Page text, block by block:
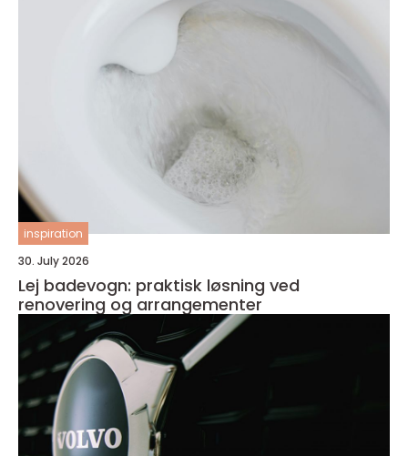
inspiration
30. July 2026
Lej badevogn: praktisk løsning ved
renovering og arrangementer